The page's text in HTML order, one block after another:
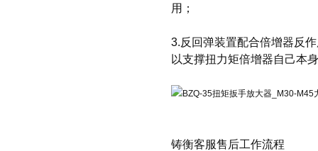
用；
3.反回弹装置配合倍增器反
以支撑扭力矩倍增器自己本
铸衡客服售后工作流程